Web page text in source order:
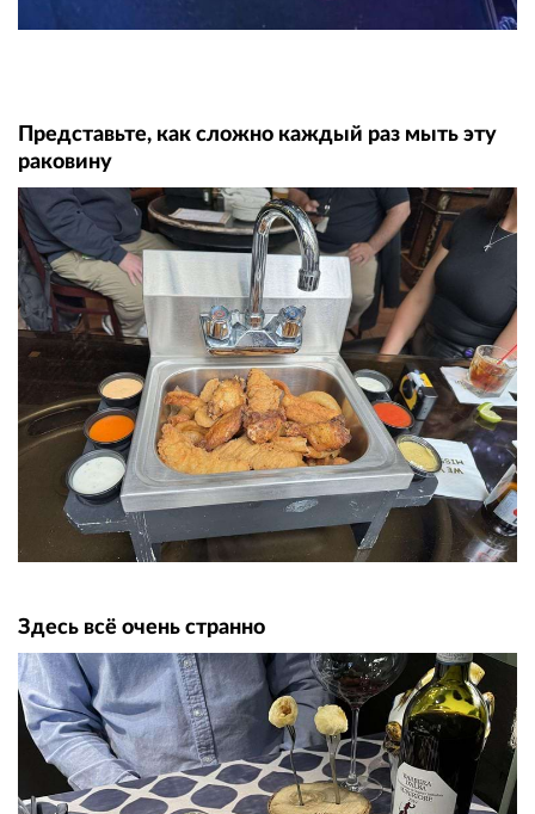
Представьте, как сложно каждый раз мыть эту
раковину
Здесь всё очень странно